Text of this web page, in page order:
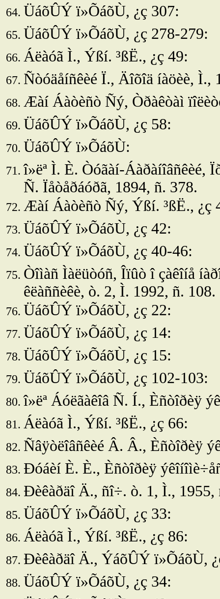
ÜáõÛÝ ï»ÕáõÙ, ¿ç 307:
ÜáõÛÝ ï»ÕáõÙ, ¿ç 278-279:
Áëàóã Ì., Ýßí. ³ßË., ¿ç 49:
Ñòóäåíñêèé Ï., Äîõîä íàöèè, Ì.,
Æàí Áàòèñò Ñý, Òðàêòàì
ÜáõÛÝ ï»ÕáõÙ, ¿ç 58:
ÜáõÛÝ ï»ÕáõÙ:
î»ëª Ì. È. Òóãàí-Áàðàíîâñêèé,
Ñ. Ïåòåðáóðã, 1894, ñ. 378.
Æàí Áàòèñò Ñý, Ýßí. ³ßË., ¿ç
ÜáõÛÝ ï»ÕáõÙ, ¿ç 42:
ÜáõÛÝ ï»ÕáõÙ, ¿ç 40-46:
Òîìàñ Ìàëüòóñ, Îïûò î çàêîíå
êëàññèêè, ò. 2, Ì. 1992, ñ. 108.
ÜáõÛÝ ï»ÕáõÙ, ¿ç 22:
ÜáõÛÝ ï»ÕáõÙ, ¿ç 14:
ÜáõÛÝ ï»ÕáõÙ, ¿ç 15:
ÜáõÛÝ ï»ÕáõÙ, ¿ç 102-103:
î»ëª Áóëãàêîâ Ñ. Í., Èñòîðèÿ
Áëàóã Ì., Ýßí. ³ßË., ¿ç 66:
Ñâÿòëîâñêèé Â. Â., Èñòîðèÿ
Ðóáèí È. È., Èñòîðèÿ
Ðèêàðäî Ä., ñî÷. ò. 1, Ì., 1955,
ÜáõÛÝ ï»ÕáõÙ, ¿ç 33:
Áëàóã Ì., Ýßí. ³ßË., ¿ç 86:
Ðèêàðäî Ä., ÝáõÛÝ ï»ÕáõÙ,
ÜáõÛÝ ï»ÕáõÙ, ¿ç 34: